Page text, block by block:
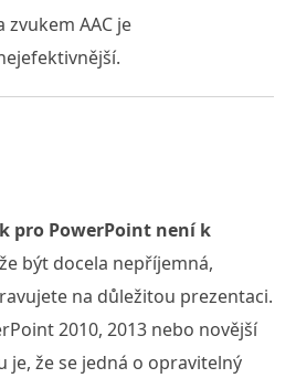
zvukem AAC je
pro PowerPoint není k
být docela nepříjemná,
na důležitou prezentaci.
2010, 2013 nebo novější
je, že se jedná o opravitelný